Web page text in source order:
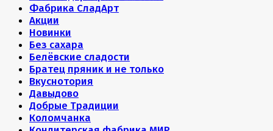
Фабрика СладАрт
Акции
Новинки
Без сахара
Белёвские сладости
Братец пряник и не только
Вкуснотория
Давыдово
Добрые Традиции
Коломчанка